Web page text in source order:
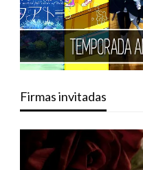
Firmas invitadas